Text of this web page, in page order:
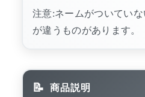
注意:ネームがついてい
が違うものがあります。
商品説明